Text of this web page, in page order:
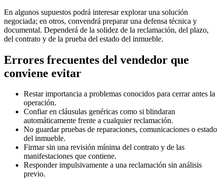
En algunos supuestos podrá interesar explorar una solución
negociada; en otros, convendrá preparar una defensa técnica y
documental. Dependerá de la solidez de la reclamación, del plazo,
del contrato y de la prueba del estado del inmueble.
Errores frecuentes del vendedor que
conviene evitar
Restar importancia a problemas conocidos para cerrar antes la
operación.
Confiar en cláusulas genéricas como si blindaran
automáticamente frente a cualquier reclamación.
No guardar pruebas de reparaciones, comunicaciones o estado
del inmueble.
Firmar sin una revisión mínima del contrato y de las
manifestaciones que contiene.
Responder impulsivamente a una reclamación sin análisis
previo.